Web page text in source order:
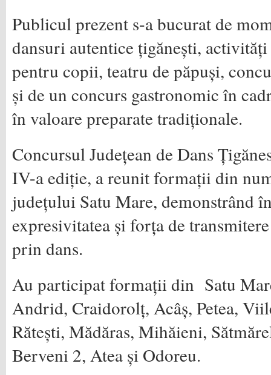
Publicul prezent s-a bucurat de
dansuri autentice țigănești,
pentru copii, teatru de păpuși,
și de un concurs gastronomic în
în valoare preparate tradiționale.
Concursul Județean de Dans
IV-a ediție, a reunit formații din
județului Satu Mare, demonstrând
expresivitatea și forța de
prin dans.
Au participat formații din Satu
Andrid, Craidorolț, Acâș, Petea,
Rătești, Mădăras, Mihăieni,
Berveni 2, Atea și Odoreu.